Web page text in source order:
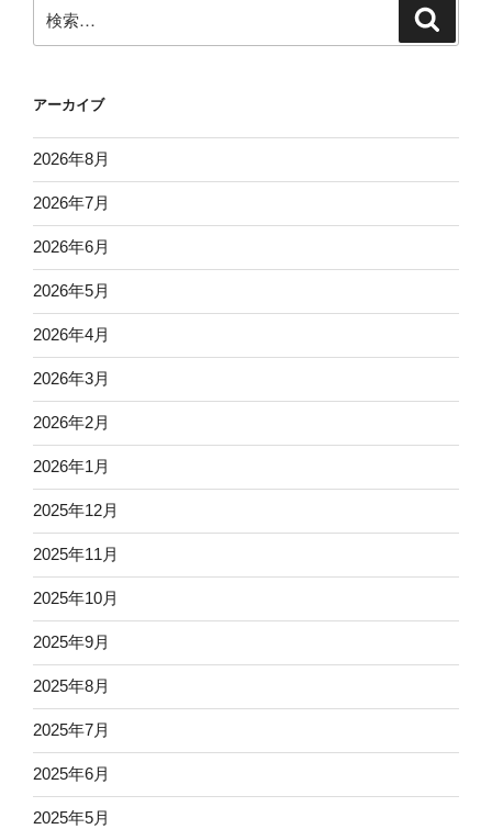
索:
アーカイブ
2026年8月
2026年7月
2026年6月
2026年5月
2026年4月
2026年3月
2026年2月
2026年1月
2025年12月
2025年11月
2025年10月
2025年9月
2025年8月
2025年7月
2025年6月
2025年5月